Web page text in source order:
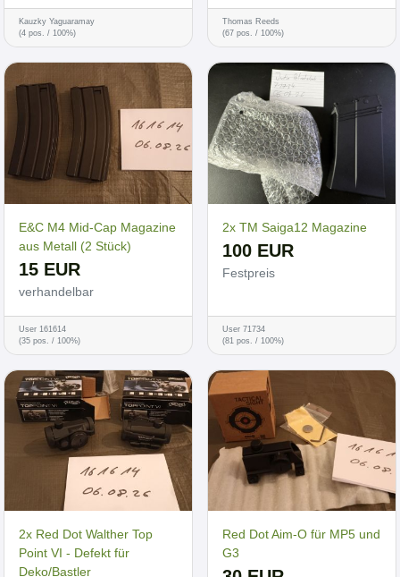
Kauzky Yaguaramay
(4 pos. / 100%)
Thomas Reeds
(67 pos. / 100%)
E&C M4 Mid-Cap Magazine
aus Metall (2 Stück)
15 EUR
verhandelbar
User 161614
(35 pos. / 100%)
2x TM Saiga12 Magazine
100 EUR
Festpreis
User 71734
(81 pos. / 100%)
2x Red Dot Walther Top
Point VI - Defekt für
Deko/Bastler
Red Dot Aim-O für MP5 und
G3